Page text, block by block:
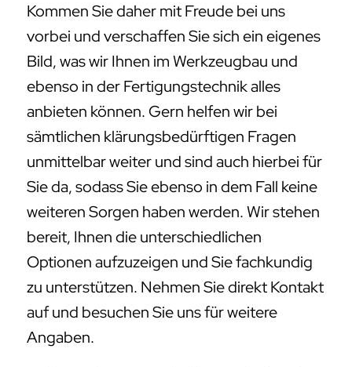
Kommen Sie daher mit Freude bei uns
vorbei und verschaffen Sie sich ein eigenes
Bild, was wir Ihnen im Werkzeugbau und
ebenso in der Fertigungstechnik alles
anbieten können. Gern helfen wir bei
sämtlichen klärungsbedürftigen Fragen
unmittelbar weiter und sind auch hierbei für
Sie da, sodass Sie ebenso in dem Fall keine
weiteren Sorgen haben werden. Wir stehen
bereit, Ihnen die unterschiedlichen
Optionen aufzuzeigen und Sie fachkundig
zu unterstützen. Nehmen Sie direkt Kontakt
auf und besuchen Sie uns für weitere
Angaben.